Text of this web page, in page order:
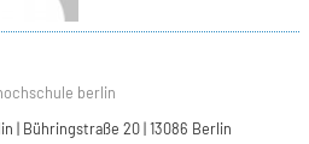
berlin
| Bühringstraße 20 | 13086 Berlin